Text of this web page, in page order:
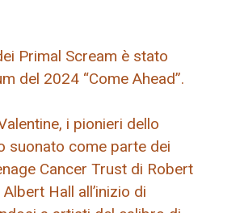
Primal Scream è stato
del 2024 “Come Ahead”.
i pionieri dello
suonato come parte dei
Cancer Trust di Robert
Hall all’inizio di